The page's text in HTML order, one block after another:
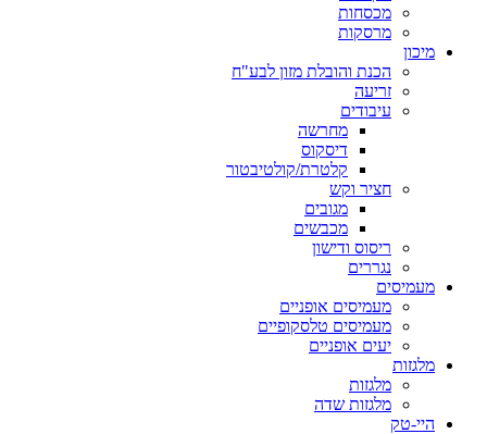
מכסחות
מרסקות
מיכון
הכנת והובלת מזון לבע"ח
זריעה
עיבודים
מחרשה
דיסקוס
קלטרת/קולטיבטור
חציר וקש
מגובים
מכבשים
ריסוס ודישון
נגררים
מעמיסים
מעמיסים אופניים
מעמיסים טלסקופיים
יעים אופניים
מלגזות
מלגזות
מלגזות שדה
היי-טק